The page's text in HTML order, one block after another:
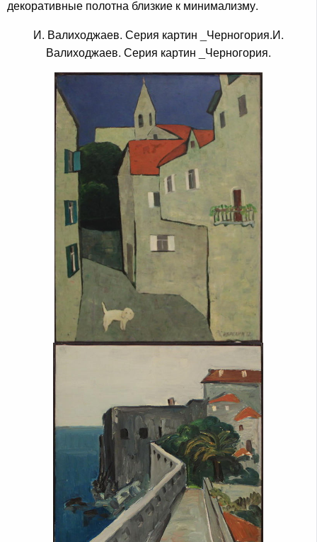
декоративные полотна близкие к минимализму.
И. Валиходжаев. Серия картин _Черногория.И.
Валиходжаев. Серия картин _Черногория.